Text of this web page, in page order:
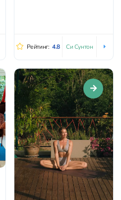
Рейтинг: 4.8 Си Сунтон